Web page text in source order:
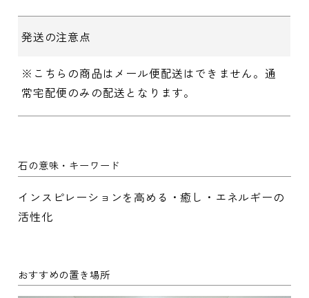
発送の注意点
※こちらの商品はメール便配送はできません。通
常宅配便のみの配送となります。
石の意味・キーワード
インスピレーションを高める・癒し・エネルギーの
活性化
おすすめの置き場所